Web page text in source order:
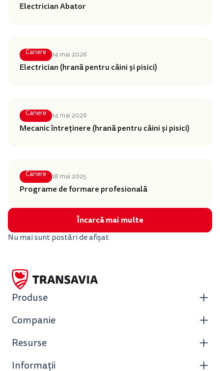
Electrician Abator
Cariere 14 mai 2026
Electrician (hrană pentru câini și pisici)
Cariere 14 mai 2026
Mecanic întreținere (hrană pentru câini și pisici)
Cariere 18 mai 2025
Programe de formare profesională
Încarcă mai multe
Nu mai sunt postări de afișat
Produse
Companie
Resurse
Informații